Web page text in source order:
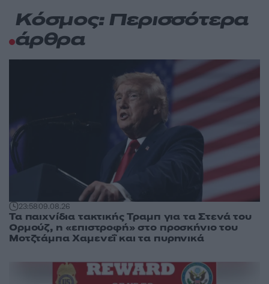
Κόσμος: Περισσότερα
άρθρα
23:5809.08.26
Τα παιχνίδια τακτικής Τραμπ για τα Στενά του
Ορμούζ, η «επιστροφή» στο προσκήνιο του
Μοτζτάμπα Χαμενεΐ και τα πυρηνικά